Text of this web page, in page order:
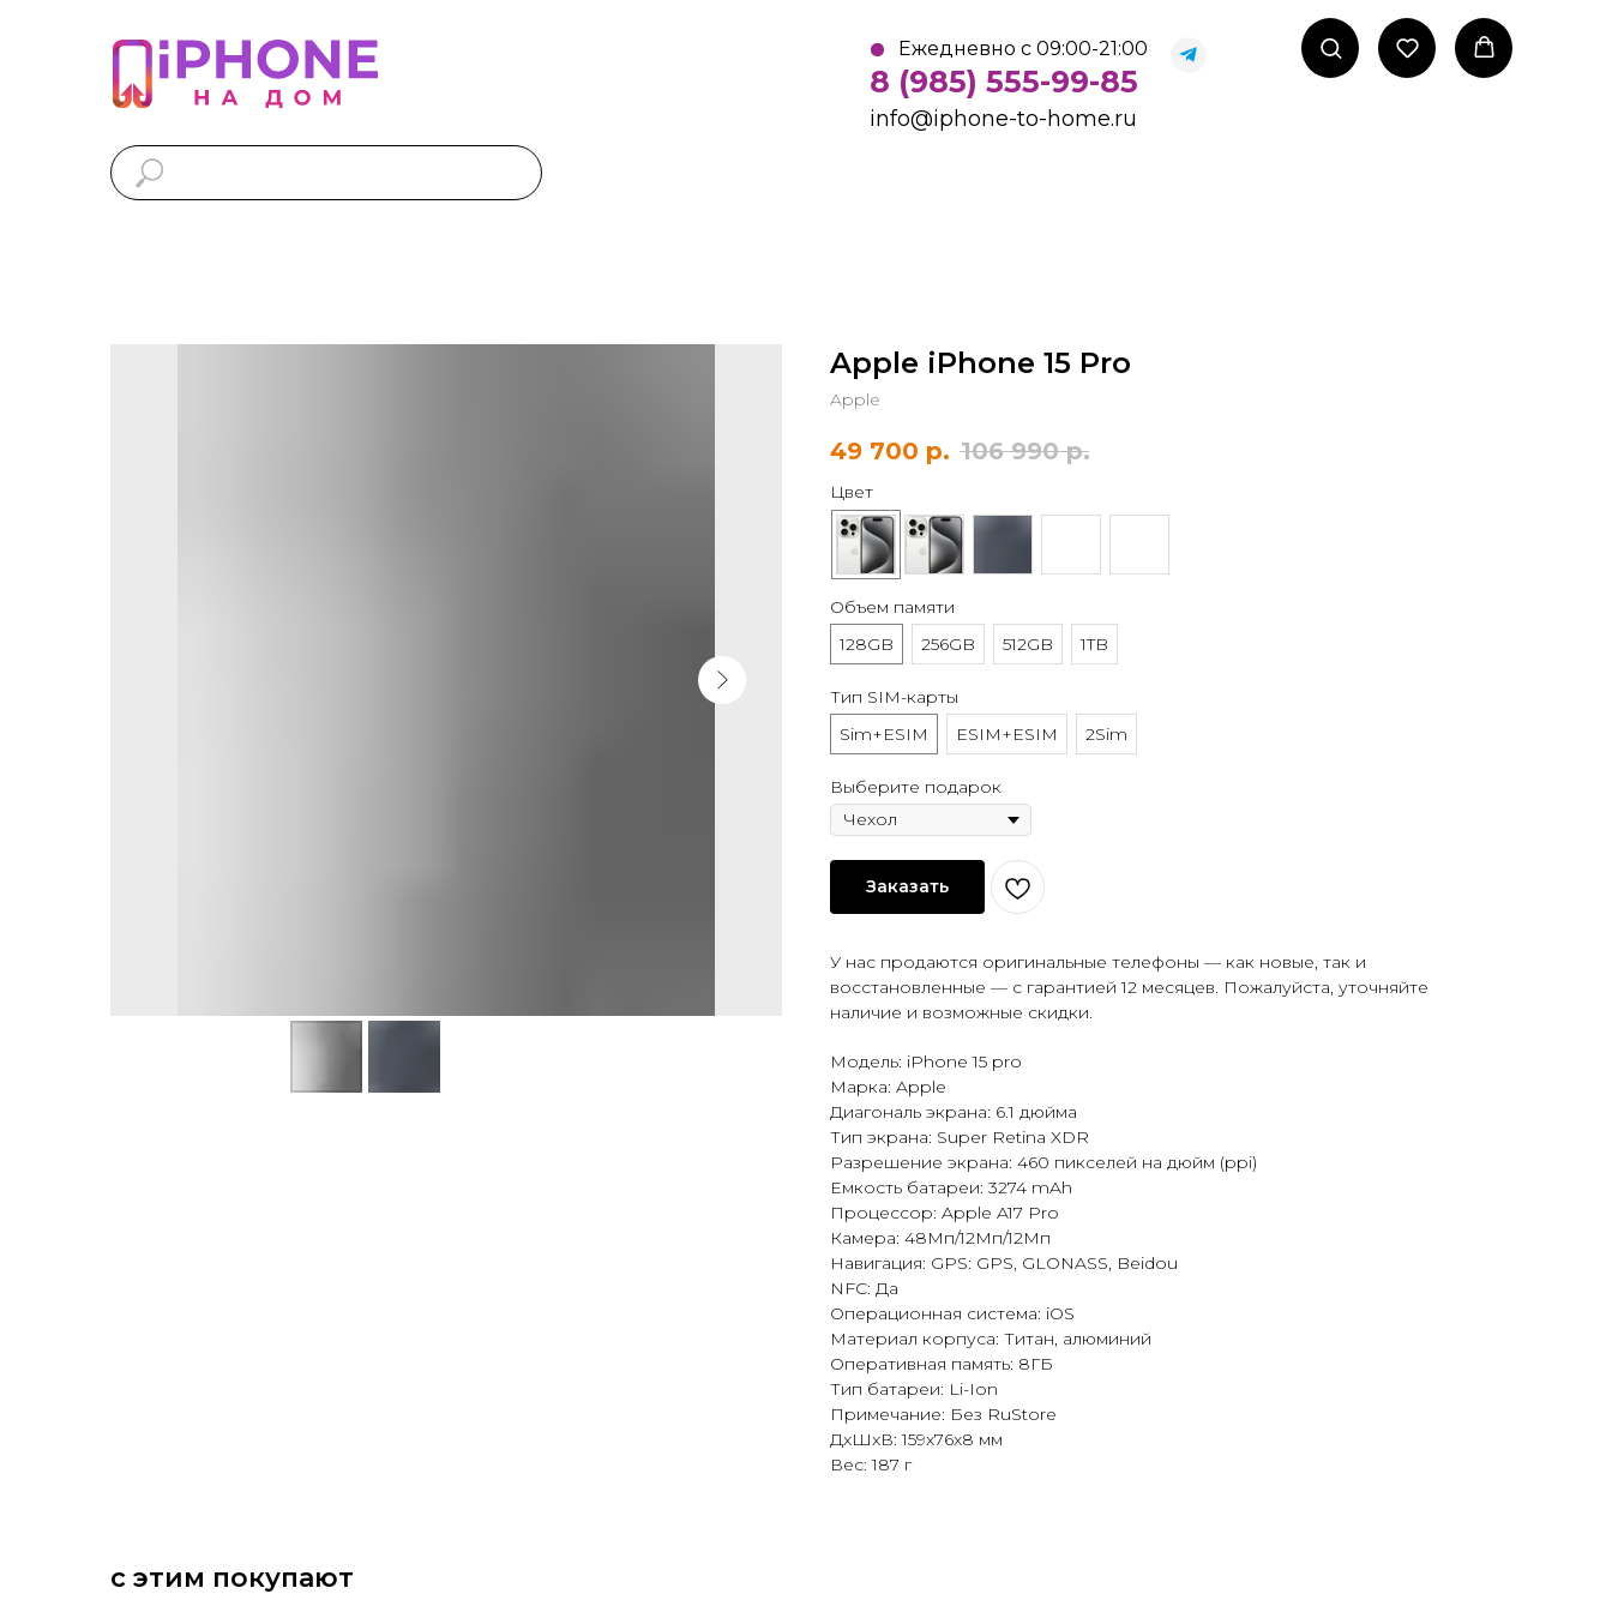
8 (985) 555-99-85
info@iphone-to-home.ru
Ежедневно с 09:00-21:00
Apple iPhone 15 Pro
Apple
49 700 р. 106 990 р.
Цвет
Объем памяти
128GB
256GB 512GB 1TB
Тип SIM-карты
Sim+ESIM
ESIM+ESIM 2Sim
Выберите подарок
Заказать
У нас продаются оригинальные телефоны — как новые, так и
восстановленные — с гарантией 12 месяцев. Пожалуйста, уточняйте
наличие и возможные скидки.
Модель: iPhone 15 pro
Марка: Apple
Диагональ экрана: 6.1 дюйма
Тип экрана: Super Retina XDR
Разрешение экрана: 460 пикселей на дюйм (ppi)
Емкость батареи: 3274 mAh
Процессор: Apple A17 Pro
Камера: 48Мп/12Мп/12Мп
Навигация: GPS: GPS, GLONASS, Beidou
NFC: Да
Операционная система: iOS
Материал корпуса: Титан, алюминий
Оперативная память: 8ГБ
Тип батареи: Li-Ion
Примечание: Без RuStore
ДxШxВ: 159x76x8 мм
Вес: 187 г
с этим покупают